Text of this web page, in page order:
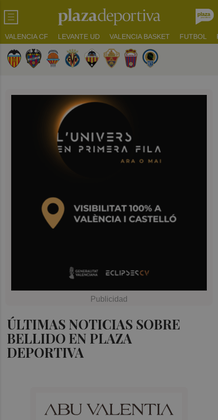
VALENCIA CF LEVANTE UD VALENCIA BASKET FUTBOL
ÚLTIMAS NOTICIAS SOBRE
BELLIDO EN PLAZA
DEPORTIVA